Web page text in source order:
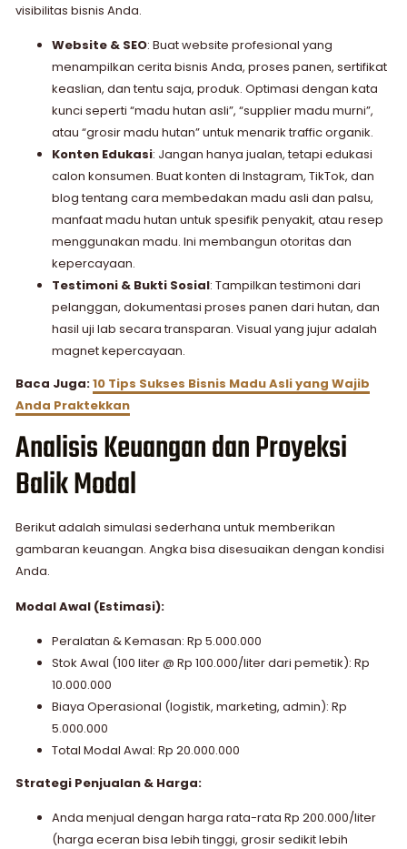
visibilitas bisnis Anda.
Website & SEO: Buat website profesional yang
menampilkan cerita bisnis Anda, proses panen, sertifikat
keaslian, dan tentu saja, produk. Optimasi dengan kata
kunci seperti “madu hutan asli”, “supplier madu murni”,
atau “grosir madu hutan” untuk menarik traffic organik.
Konten Edukasi: Jangan hanya jualan, tetapi edukasi
calon konsumen. Buat konten di Instagram, TikTok, dan
blog tentang cara membedakan madu asli dan palsu,
manfaat madu hutan untuk spesifik penyakit, atau resep
menggunakan madu. Ini membangun otoritas dan
kepercayaan.
Testimoni & Bukti Sosial: Tampilkan testimoni dari
pelanggan, dokumentasi proses panen dari hutan, dan
hasil uji lab secara transparan. Visual yang jujur adalah
magnet kepercayaan.
Baca Juga:10 Tips Sukses Bisnis Madu Asli yang Wajib
Anda Praktekkan
Analisis Keuangan dan Proyeksi
Balik Modal
Berikut adalah simulasi sederhana untuk memberikan
gambaran keuangan. Angka bisa disesuaikan dengan kondisi
Anda.
Modal Awal (Estimasi):
Peralatan & Kemasan: Rp 5.000.000
Stok Awal (100 liter @ Rp 100.000/liter dari pemetik): Rp
10.000.000
Biaya Operasional (logistik, marketing, admin): Rp
5.000.000
Total Modal Awal: Rp 20.000.000
Strategi Penjualan & Harga:
Anda menjual dengan harga rata-rata Rp 200.000/liter
(harga eceran bisa lebih tinggi, grosir sedikit lebih